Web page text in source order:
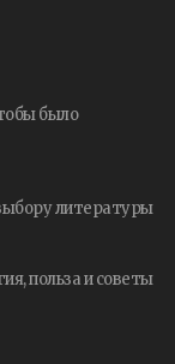
было
литературы
польза и советы